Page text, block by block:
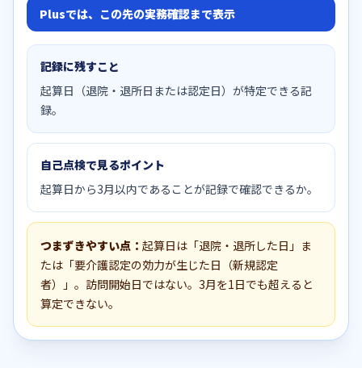
Plusでは、この先の実務確認まで表示
記録に残すこと
起算日（退院・退所日または認定日）が特定できる記
録。
自己点検で見るポイント
起算日から3月以内であることが記録で確認できるか。
つまずきやすい点： 起算日は「退院・退所した日」ま
たは「要介護認定の効力が生じた日（新規認定
者）」。訪問開始日ではない。3月を1日でも超えると
算定できない。